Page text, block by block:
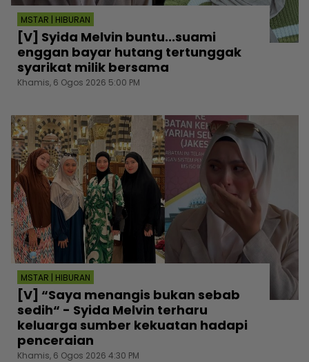
MSTAR | HIBURAN
[V] Syida Melvin buntu...suami
enggan bayar hutang tertunggak
syarikat milik bersama
Khamis, 6 Ogos 2026 5:00 PM
MSTAR | HIBURAN
[V] “Saya menangis bukan sebab
sedih“ - Syida Melvin terharu
keluarga sumber kekuatan hadapi
penceraian
Khamis, 6 Ogos 2026 4:30 PM